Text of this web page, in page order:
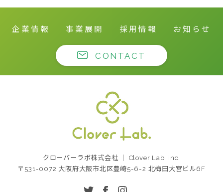
企業情報 事業展開 採用情報 お知らせ
CONTACT
会社
クローバーラボ株式会社 ｜ Clover Lab.,inc.
〒531-0072 大阪府大阪市北区豊崎5-6-2 北梅田大宮ビル6F